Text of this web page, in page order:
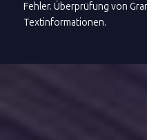
Fehler. Überprüfung von
Textinformationen.